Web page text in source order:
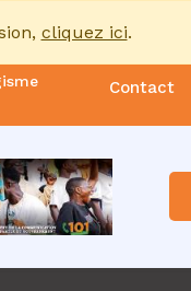
cliquez ici.
Contact